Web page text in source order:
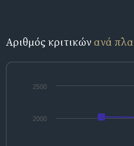
Αριθμός κριτικών ανά
2000
2500